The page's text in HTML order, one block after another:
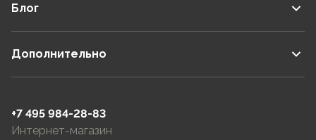
Блог
Дополнительно
+7 495 984-28-83
Интернет-магазин